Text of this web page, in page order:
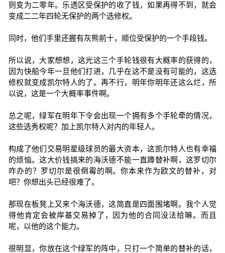
则变为二零年。乐透区受保护的收了钱，如果再得不到，就会
变成二二年四轮无保护的两个选修权。
同时，他们手里还握有灰熊前十，顺位受保护的一个手段钱。
所以说，大家想想，这光这三个手轮钱很有大概率的获得的，
因为快船今年一旦他们打进，几乎在这不是没有可能的，这选
修权就变成凯尔特人的了。再不行，明年你明年还这么烂，所
以说，这是一个大概率事件啊。
总之呢，绿军在明年下令会出现一个拥有多个手轮牵的情况，
这些选秀权呢？加上凯尔特人对内的年轻人。
构成了他们交易明星级球员的最大资本，这凯尔特人也有幸福
的烦恼。这大价钱搞来的海沃德不能一直蹲替补啊，这罗切尔
咋办的？罗切尔是很倒霉的啊。你本来作为欧文的替补，对
吧？你想出头已经很难了。
那现在板凳上又来个海沃德，这简直是四面围堵啊。我个人觉
得他肯定会被岸基交易掉了，因为他的合同没法给嘛。而且
呢，以他的这个能力。
很明显，你放在这个绿军的阵中，只打一个简单的替补的话，